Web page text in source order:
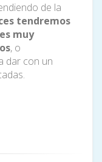
de la
tendremos
muy
, o
dar con un